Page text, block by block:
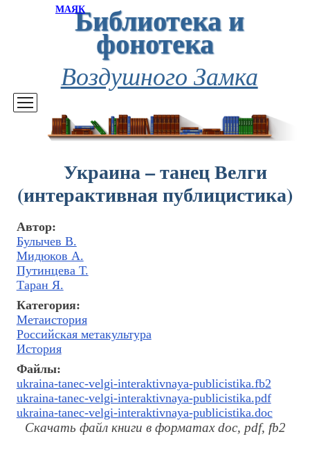
МАЯКБиблиотека и
фонотека
Воздушного Замка
Украина – танец Велги
(интерактивная публицистика)
Автор:
Булычев В.
Мидюков А.
Путинцева Т.
Таран Я.
Категория:
Метаистория
Российская метакультура
История
Файлы:
ukraina-tanec-velgi-interaktivnaya-publicistika.fb2
ukraina-tanec-velgi-interaktivnaya-publicistika.pdf
ukraina-tanec-velgi-interaktivnaya-publicistika.doc
Скачать файл книги в форматах doc, pdf, fb2